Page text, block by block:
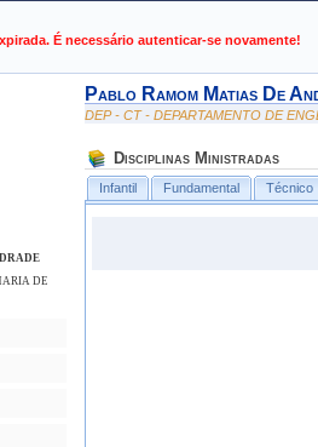
É necessário autenticar-se novamente!
DE
Pablo Ramom Matias De
DEP - CT - DEPARTAMENTO DE
Disciplinas Ministradas
Infantil Fundamental Técnico